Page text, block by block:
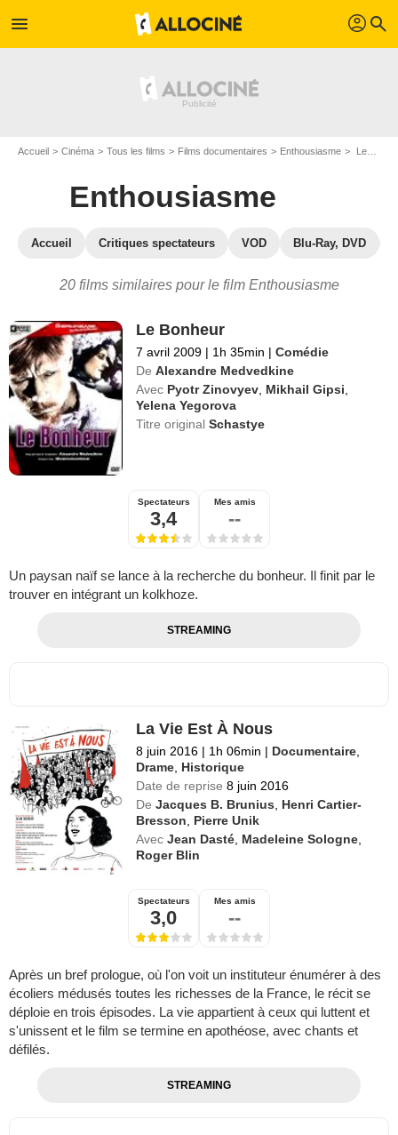
menu profil search
Accueil Cinéma Tous les films Films documentaires Enthousiasme Les films similaires à "Enthousiasme"
Enthousiasme
Accueil Critiques spectateurs VOD Blu-Ray, DVD
20 films similaires pour le film Enthousiasme
Le Bonheur
7 avril 2009 | 1h 35min | Comédie
De Alexandre Medvedkine
Avec Pyotr Zinovyev Mikhail Gipsi
Yelena Yegorova
Titre originalSchastye
Spectateurs
3,4
Mes amis
--
Un paysan naïf se lance à la recherche du bonheur. Il finit par le
trouver en intégrant un kolkhoze.
STREAMING
La Vie Est À Nous
8 juin 2016 | 1h 06min | Documentaire
Drame Historique
Date de reprise 8 juin 2016
De Jacques B. Brunius
Henri Cartier-
Bresson
Pierre Unik
Avec Jean Dasté Madeleine Sologne
Roger Blin
Spectateurs
3,0
Mes amis
--
Après un bref prologue, où l'on voit un instituteur énumérer à des
écoliers médusés toutes les richesses de la France, le récit se
déploie en trois épisodes. La vie appartient à ceux qui luttent et
s'unissent et le film se termine en apothéose, avec chants et
défilés.
STREAMING